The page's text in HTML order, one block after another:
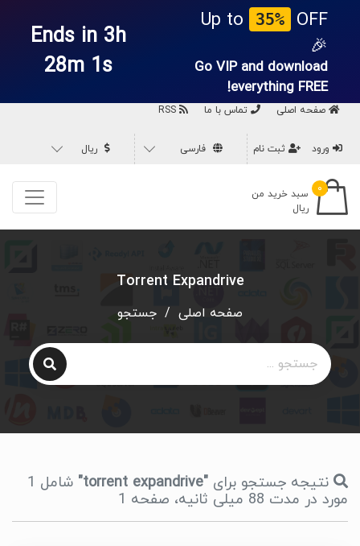
Up to 35%
OFF
🎉
Go VIP and download
everything FREE!
Ends in 3h
28m 1s
صفحه اصلی تماس با ما
ورود ثبت نام فارسی ریال
۰
سبد خرید من
ریال
Torrent Expandrive
صفحه اصلی / جستجو
نتیجه جستجو برای "torrent expandrive"
شامل 1
مورد در مدت 88 میلی ثانیه، صفحه 1